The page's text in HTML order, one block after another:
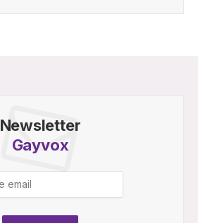
Newsletter
Gayvox